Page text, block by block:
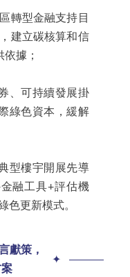
轉型金融支持目
建立碳核算和信
據；
、可持續發展掛
綠色資本，緩解
型樓宇開展先導
融工具+評估機
色更新模式。
獻策，
✦